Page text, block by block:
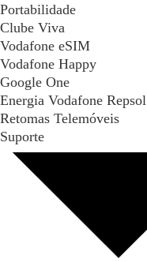
Portabilidade
Clube Viva
Vodafone eSIM
Vodafone Happy
Google One
Energia Vodafone Repsol
Retomas Telemóveis
Suporte